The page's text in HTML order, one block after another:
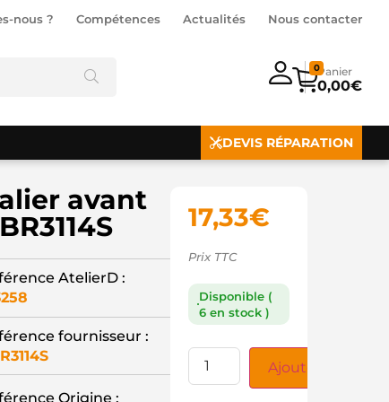
nous ? Compétences Actualités Nous contacter
0,00€
0
DEVIS RÉPARATION
avant
AtelierD :
fournisseur :
Origine :
17,33€
Prix TTC
Disponible (
6 en stock )
Ajouter au